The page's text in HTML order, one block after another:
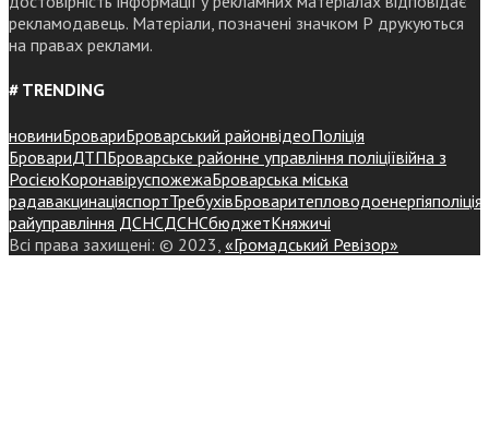
рекламодавець. Матеріали, позначені значком Р друкуються
на правах реклами.
# TRENDING
новиниБровариБроварський районвідеоПоліція
БровариДТПБроварське районне управління поліціївійна з
РосієюКоронавіруспожежаБроварська міська
радавакцинаціяспортТребухівБроваритепловодоенергіяполіція
райуправління ДСНСДСНСбюджетКняжичі
Всі права захищені: © 2023, «Громадський Ревізор»